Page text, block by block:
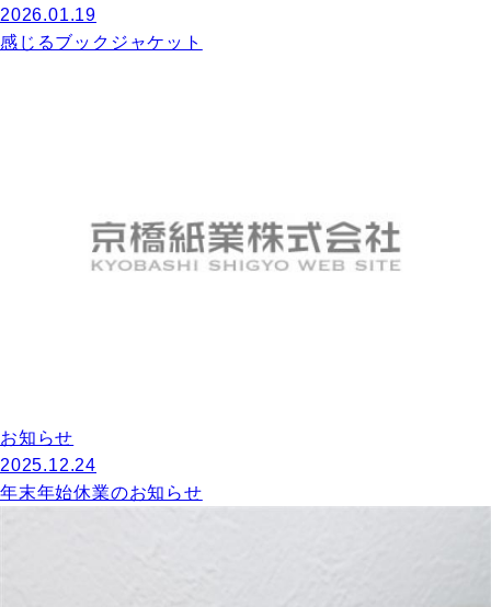
2026.01.19
感じるブックジャケット
お知らせ
2025.12.24
年末年始休業のお知らせ